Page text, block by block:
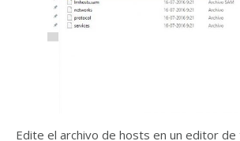
Edite el archivo de hosts en un editor